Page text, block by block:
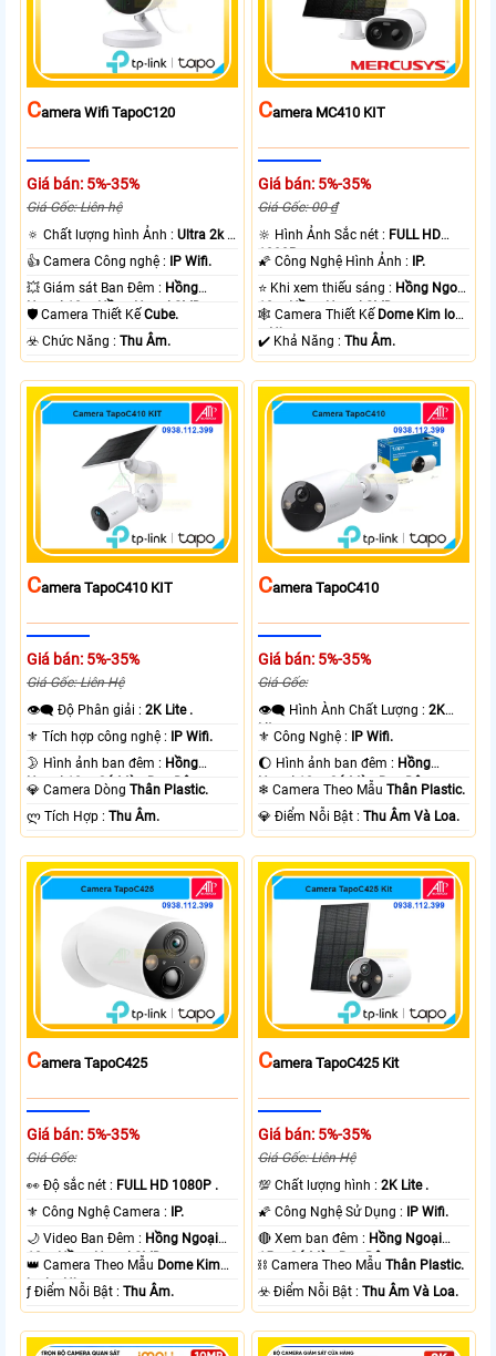
CAmera Wifi TapoC120
Giá bán: 5%-35%
Giá Gốc: Liên hệ
🔅 Chất lượng hình Ảnh :Ultra 2k +
.
👍 Camera Công nghệ : IP Wifi.
💥 Giám sát Ban Đêm : Hồng
Ngoại 10m Hồng Ngoại SMD.
🛡 Camera Thiết KếCube.
️☣️ Chức Năng :Thu Âm.
CAmera MC410 KIT
Giá bán: 5%-35%
Giá Gốc: 00 ₫
🔆 Hình Ảnh Sắc nét : FULL HD
1080P .
🌠 Công Nghệ Hình Ảnh : IP.
⭐ Khi xem thiếu sáng : Hồng Ngoại
10m Hồng Ngoại SMD.
🕸️ Camera Thiết Kế Dome Kim loại
+ Nhựa.
️✔️ Khả Năng :Thu Âm.
CAmera TapoC410 KIT
Giá bán: 5%-35%
Giá Gốc: Liên Hệ
👁️‍🗨 Độ Phân giải :2K Lite .
⚜️ Tích hợp công nghệ : IP Wifi.
🌛 Hình ảnh ban đêm : Hồng
Ngoại 10m Có Màu Ban Ðêm.
💎 Camera DòngThân Plastic.
️ლ Tích Hợp :Thu Âm.
CAmera TapoC410
Giá bán: 5%-35%
Giá Gốc:
👁️‍🗨 Hình Ành Chất Lượng :2K
Lite .
⚜️ Công Nghệ : IP Wifi.
🌔 Hình ảnh ban đêm : Hồng
Ngoại 10m Có Màu Ban Ðêm.
❄ Camera Theo MẫuThân Plastic.
️💎 Điểm Nỗi Bật :Thu Âm Và Loa.
CAmera TapoC425
Giá bán: 5%-35%
Giá Gốc:
️👀 Độ sắc nét : FULL HD 1080P .
⚜️ Công Nghệ Camera : IP.
🌙 Video Ban Đêm : Hồng Ngoại
10m Hồng Ngoại SMD.
👑 Camera Theo Mẫu Dome Kim
loại + Nhựa.
️ƒ Điểm Nỗi Bật :Thu Âm.
CAmera TapoC425 Kit
Giá bán: 5%-35%
Giá Gốc: Liên Hệ
💯 Chất lượng hình :2K Lite .
🌠 Công Nghệ Sử Dụng : IP Wifi.
🔴 Xem ban đêm : Hồng Ngoại
15m Có Màu Ban Ðêm.
⛓ Camera Theo MẫuThân Plastic.
️☣️ Điểm Nỗi Bật :Thu Âm Và Loa.